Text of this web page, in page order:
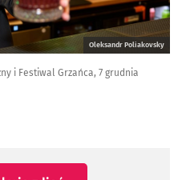
Oleksandr Poliakovsky
i Festiwal Grzańca, 7 grudnia